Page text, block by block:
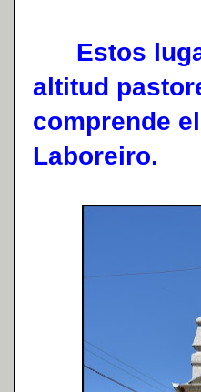
Estos
altitud
comprende
Laboreiro.